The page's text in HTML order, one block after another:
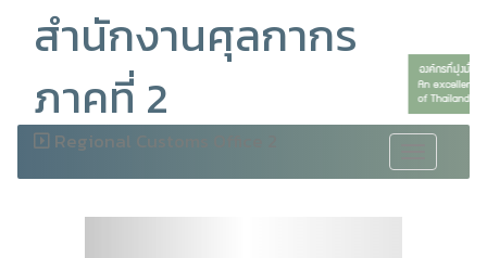
สำนักงานศุลกากร
ภาคที่ 2
Regional Customs Office 2
navigation